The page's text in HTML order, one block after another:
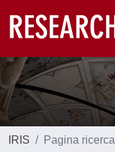
IRIS Pagina